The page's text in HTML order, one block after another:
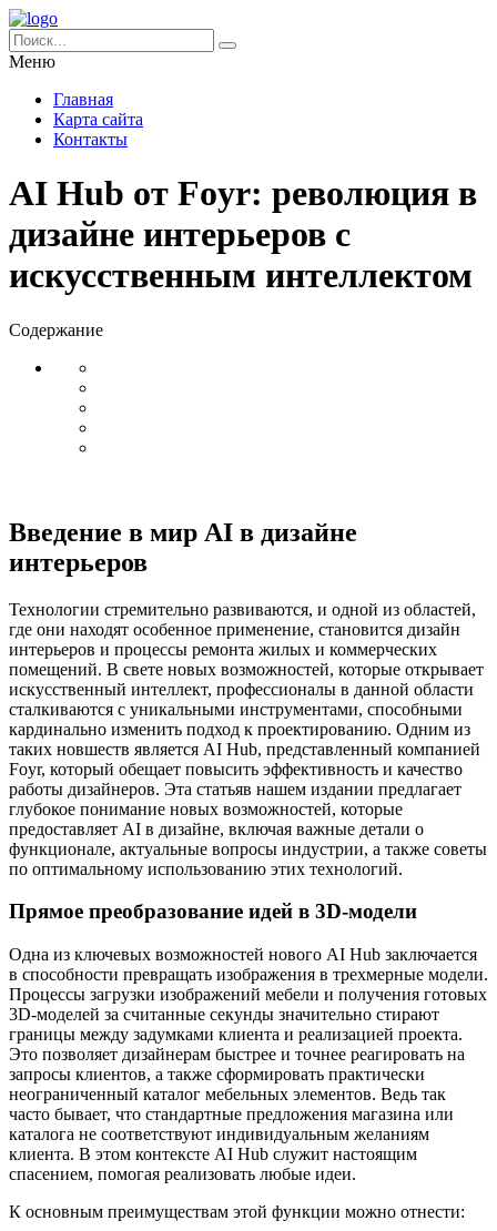
Меню
Главная
Карта сайта
Контакты
AI Hub от Foyr: революция в
дизайне интерьеров с
искусственным интеллектом
Содержание
Введение в мир AI в дизайне
интерьеров
Технологии стремительно развиваются, и одной из областей,
где они находят особенное применение, становится дизайн
интерьеров и процессы ремонта жилых и коммерческих
помещений. В свете новых возможностей, которые открывает
искусственный интеллект, профессионалы в данной области
сталкиваются с уникальными инструментами, способными
кардинально изменить подход к проектированию. Одним из
таких новшеств является AI Hub, представленный компанией
Foyr, который обещает повысить эффективность и качество
работы дизайнеров. Эта статьяв нашем издании предлагает
глубокое понимание новых возможностей, которые
предоставляет AI в дизайне, включая важные детали о
функционале, актуальные вопросы индустрии, а также советы
по оптимальному использованию этих технологий.
Прямое преобразование идей в 3D-модели
Одна из ключевых возможностей нового AI Hub заключается
в способности превращать изображения в трехмерные модели.
Процессы загрузки изображений мебели и получения готовых
3D-моделей за считанные секунды значительно стирают
границы между задумками клиента и реализацией проекта.
Это позволяет дизайнерам быстрее и точнее реагировать на
запросы клиентов, а также сформировать практически
неограниченный каталог мебельных элементов. Ведь так
часто бывает, что стандартные предложения магазина или
каталога не соответствуют индивидуальным желаниям
клиента. В этом контексте AI Hub служит настоящим
спасением, помогая реализовать любые идеи.
К основным преимуществам этой функции можно отнести: